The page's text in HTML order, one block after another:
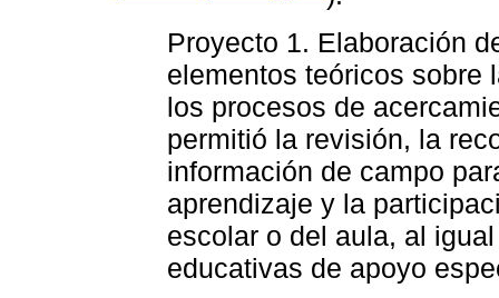
Proyecto 1. Elaboración
elementos teóricos sobre
los procesos de
permitió la revisión, la
información de campo
aprendizaje y la
escolar o del aula, al
educativas de apoyo